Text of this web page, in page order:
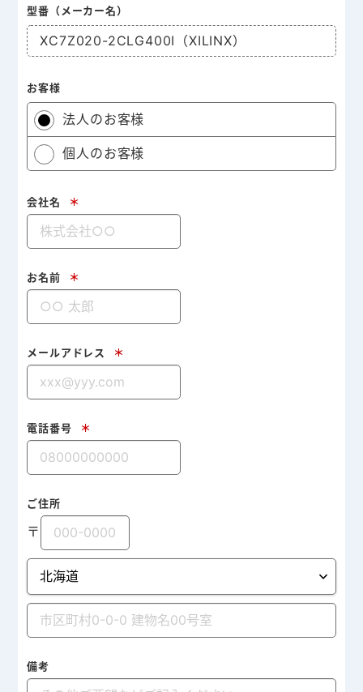
型番（メーカー名）
XC7Z020-2CLG400I（XILINX）
お客様
法人のお客様
個人のお客様
会社名 ＊
お名前 ＊
メールアドレス ＊
電話番号 ＊
ご住所
〒
備考